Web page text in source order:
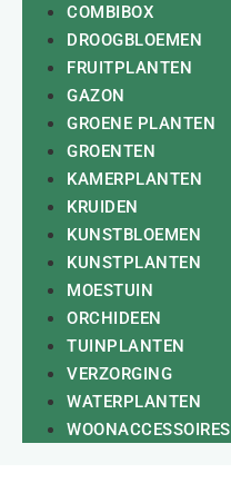
COMBIBOX
DROOGBLOEMEN
FRUITPLANTEN
GAZON
GROENE PLANTEN
GROENTEN
KAMERPLANTEN
KRUIDEN
KUNSTBLOEMEN
KUNSTPLANTEN
MOESTUIN
ORCHIDEEN
TUINPLANTEN
VERZORGING
WATERPLANTEN
WOONACCESSOIRES